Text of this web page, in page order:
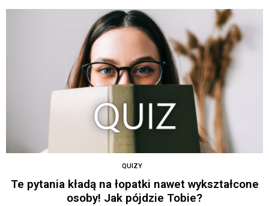
QUIZY
Te pytania kładą na łopatki nawet wykształcone
osoby! Jak pójdzie Tobie?